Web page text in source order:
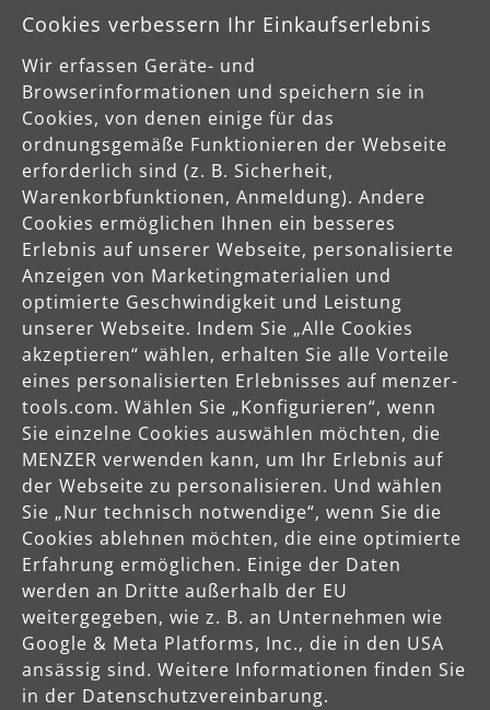
Sichere Zahlungsarten
Vorkasse
Schnelle Lieferung
Käuferschutz
Servicezeiten
Mo-Do: 8-16 Uhr
Fr: 8-14 Uhr
Produkte
Service
Cookies verbessern Ihr Einkaufserlebnis
Wir erfassen Geräte- und
Browserinformationen und speichern sie in
Cookies, von denen einige für das
ordnungsgemäße Funktionieren der Webseite
erforderlich sind (z. B. Sicherheit,
Warenkorbfunktionen, Anmeldung). Andere
Cookies ermöglichen Ihnen ein besseres
Erlebnis auf unserer Webseite, personalisierte
Anzeigen von Marketingmaterialien und
optimierte Geschwindigkeit und Leistung
unserer Webseite. Indem Sie „Alle Cookies
akzeptieren“ wählen, erhalten Sie alle Vorteile
eines personalisierten Erlebnisses auf menzer-
tools.com. Wählen Sie „Konfigurieren“, wenn
Sie einzelne Cookies auswählen möchten, die
MENZER verwenden kann, um Ihr Erlebnis auf
der Webseite zu personalisieren. Und wählen
Sie „Nur technisch notwendige“, wenn Sie die
Cookies ablehnen möchten, die eine optimierte
Erfahrung ermöglichen. Einige der Daten
werden an Dritte außerhalb der EU
weitergegeben, wie z. B. an Unternehmen wie
Google & Meta Platforms, Inc., die in den USA
ansässig sind. Weitere Informationen finden Sie
in der Datenschutzvereinbarung.